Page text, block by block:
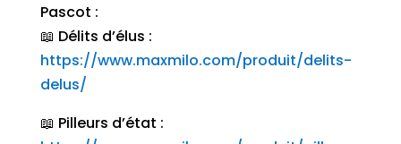
Pascot :
📖 Délits d’élus :
https://www.maxmilo.com/produit/delits-
delus/
📖 Pilleurs d’état :